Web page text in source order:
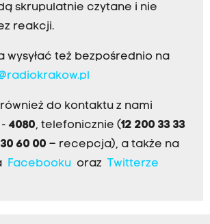
skrupulatnie czytane i nie
reakcji.
wysyłać też bezpośrednio na
do kontaktu z nami
4080, telefonicznie (12 200 33 33
60 00 – recepcja), a także na
Facebookuoraz Twitterze